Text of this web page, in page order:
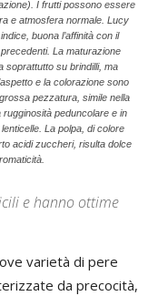
I frutti possono essere
e atmosfera normale. Lucy
buona l’affinità con il
La maturazione
soprattutto su brindilli, ma
e la colorazione sono
pezzatura, simile nella
rugginosità peduncolare e in
La polpa, di colore
acidi zuccheri, risulta dolce
e hanno ottime
varietà di pere
da precocità,